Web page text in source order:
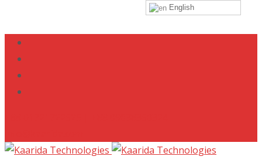
English